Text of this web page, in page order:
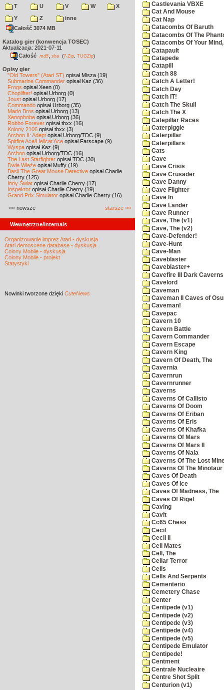
T
U V W
X
Y
Z
inne
Całość 3074 MB
Katalog gier (konwencja TOSEC)
Aktualizacja: 2021-07-11
Całość md5 sha (7-Zip TUGZip)
Opisy gier
"Old Towers" (Atari ST) opisał Misza (19)
Submarine Commander opisał Kaz (36)
Frogs opisał Xeen (0)
Choplifter! opisał Urborg (0)
Joust opisał Urborg (17)
Commando opisał Urborg (35)
Mario Bros opisał Urborg (13)
Xenophobe opisał Urborg (36)
Robbo Forever opisał tbxx (16)
Kolony 2106 opisał tbxx (3)
Archon II: Adept opisał Urborg/TDC (9)
Spitfire Ace/Hellcat Ace opisał Farscape (9)
Wyspa opisał Kaz (9)
Archon opisał Urborg/TDC (16)
The Last Starfighter opisał TDC (30)
Dwie Wieże opisał Muffy (19)
Basil The Great Mouse Detective opisał Charlie
Cherry (125)
Inny Świat opisał Charlie Cherry (17)
Inspektor opisał Charlie Cherry (19)
Grand Prix Simulator opisał Charlie Cherry (16)
«« nowsze starsze »»
Wewnętrzne/Internals
Organizowanie imprez Atari - dyskusja
Atari demoscene database - dyskusja
Colony Mobile - dyskusja
Colony Mobile - projekt
Statystyki
Nowinki tworzone dzięki CuteNews
Castlevania VBXE
Cat And Mouse
Cat Nap
Catacombs Of Baruth
Catacombs Of The
Catacombs Of Your
Catapault
Catapede
Catapill
Catch 88
Catch A Letter!
Catch Day
Catch IT!
Catch The Skull
Catch The X
Catepillar Races
Caterpiggle
Caterpillar
Caterpillars
Cats
Cave
Cave Crisis
Cave Crusader
Cave Danny
Cave Flighter
Cave In
Cave Lander
Cave Runner
Cave, The (v1)
Cave, The (v2)
Cave-Defender!
Cave-Hunt
Cave-Man
Caveblaster
Caveblaster+
Cavefire III Dark Caverns
Cavelord
Caveman
Caveman II Caves of
Caveman!
Cavepac
Cavern 10
Cavern Battle
Cavern Commander
Cavern Escape
Cavern King
Cavern Of Death, The
Cavernia
Cavernrun
Cavernrunner
Caverns
Caverns Of Callisto
Caverns Of Doom
Caverns Of Eriban
Caverns Of Eris
Caverns Of Khafka
Caverns Of Mars
Caverns Of Mars II
Caverns Of Nala
Caverns Of The Lost
Caverns Of The Minotaur
Caves Of Death
Caves Of Ice
Caves Of Madness, The
Caves Of Rigel
Caving
Cavit
Cc65 Chess
Cecil
Cecil II
Cell Mates
Cell, The
Cellar Terror
Cells
Cells And Serpents
Cementerio
Cemetery Chase
Center
Centipede (v1)
Centipede (v2)
Centipede (v3)
Centipede (v4)
Centipede (v5)
Centipede Emulator
Centipede!
Centment
Centrale Nucleaire
Centre Shot Split
Centurion (v1)